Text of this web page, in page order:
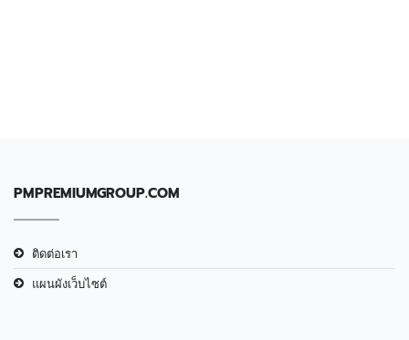
PMPREMIUMGROUP.COM
ติดต่อเรา
แผนผังเว็บไซต์